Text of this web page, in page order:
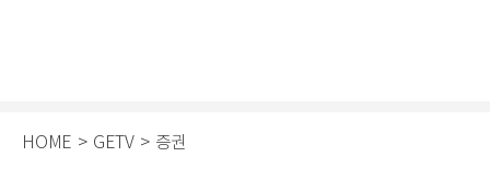
HOME > GETV > 증권